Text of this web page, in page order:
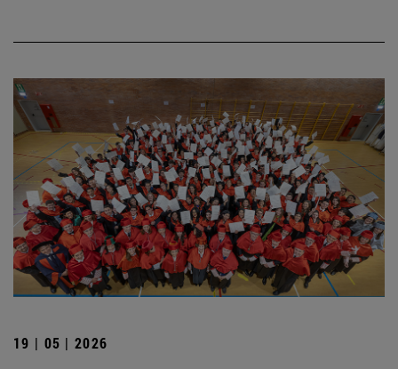
19 | 05 | 2026